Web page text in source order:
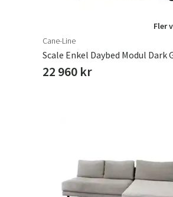
Fler
Cane-Line
Scale Enkel Daybed Modul Dark
22 960 kr